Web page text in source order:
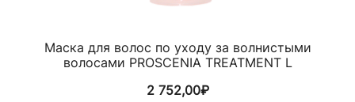
Маска для волос по уходу за волнистыми
волосами PROSCENIA TREATMENT L
2 752,00₽